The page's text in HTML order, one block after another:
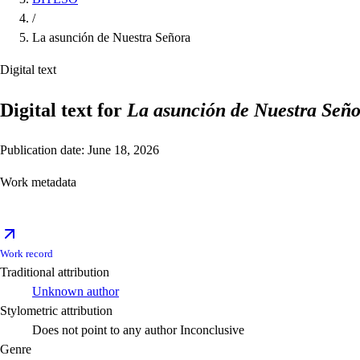
/
La asunción de Nuestra Señora
Digital text
Digital text for La asunción de Nuestra
Publication date: June 18, 2026
Work metadata
Work record
Traditional attribution
Unknown author
Stylometric attribution
Does not point to any author Inconclusive
Genre